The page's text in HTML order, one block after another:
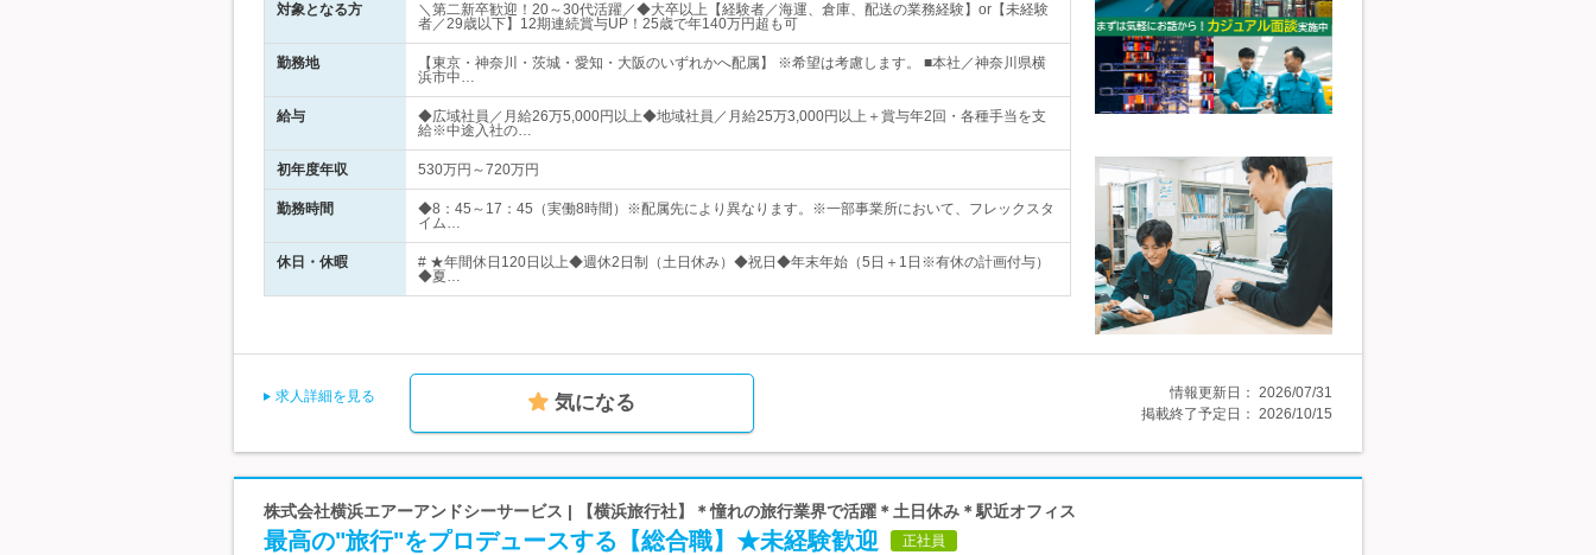
対象となる方
＼第二新卒歓迎！20～30代活躍／◆大卒以上【経験者／海運、倉庫、配送の業務経験】or【未経験
者／29歳以下】12期連続賞与UP！25歳で年140万円超も可
勤務地
【東京・神奈川・茨城・愛知・大阪のいずれかへ配属】 ※希望は考慮します。 ■本社／神奈川県横
浜市中…
給与
◆広域社員／月給26万5,000円以上◆地域社員／月給25万3,000円以上＋賞与年2回・各種手当を支
給※中途入社の…
初年度年収 530万円～720万円
勤務時間
◆8：45～17：45（実働8時間）※配属先により異なります。※一部事業所において、フレックスタ
イム…
休日・休暇
# ★年間休日120日以上◆週休2日制（土日休み）◆祝日◆年末年始（5日＋1日※有休の計画付与）
◆夏…
求人詳細を見る 気になる 情報更新日： 2026/07/31
掲載終了予定日： 2026/10/15
株式会社横浜エアーアンドシーサービス | 【横浜旅行社】＊憧れの旅行業界で活躍＊土日休み＊駅近オフィス
最高の"旅行"をプロデュースする【総合職】★未経験歓迎 正社員